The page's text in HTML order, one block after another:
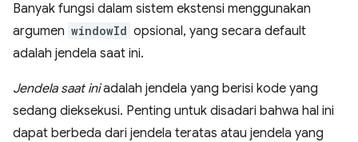
Banyak fungsi dalam sistem ekstensi menggunakan
argumen windowId opsional, yang secara default
adalah jendela saat ini.
Jendela saat iniadalah jendela yang berisi kode yang
sedang dieksekusi. Penting untuk disadari bahwa hal ini
dapat berbeda dari jendela teratas atau jendela yang